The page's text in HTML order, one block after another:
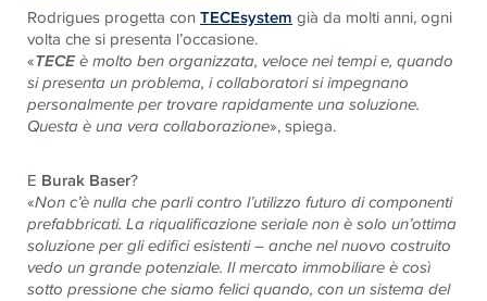
Rodrigues progetta conTECEsystem già da molti anni, ogni
volta che si presenta l’occasione.
«TECEè molto ben organizzata, veloce nei tempi e, quando
si presenta un problema, i collaboratori si impegnano
personalmente per trovare rapidamente una soluzione.
Questa è una vera collaborazione», spiega.
E Burak Baser?
«Non c’è nulla che parli contro l’utilizzo futuro di componenti
prefabbricati. La riqualificazione seriale non è solo un’ottima
soluzione per gli edifici esistenti – anche nel nuovo costruito
vedo un grande potenziale. Il mercato immobiliare è così
sotto pressione che siamo felici quando, con un sistema del